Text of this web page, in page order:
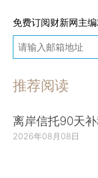
免费订阅财新网主
推荐阅读
离岸信托90天
2026年08月08日